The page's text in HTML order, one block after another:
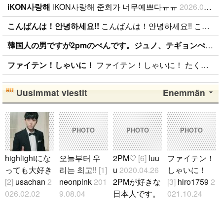
iKON사랑해 iKON사랑해 준회가 너무예쁘다ㅠㅠ 2026.01.09
こんばんは！안녕하세요!! こんばんは！안녕하세요!! こんばんは！ 日本BANAです( ˆoˆ )/ 性別、年齢、国籍関係なく BANAと仲良くしたいです！！ ちなみに、94lineゴンチャンぺんです！ コメント、メール待ってます( ˆoˆ )/안녕하세요!
韓国人の男ですが2pmのぺんです。ジュノ、テギョンぺんが特にぺんです。
ファイテン！しゃいに！ ファイテン！しゃいに！ たくさん応援します！
Enemmän
Uusimmat viestit
highlightにな
っても大好き
[2] usachan2
026.02.02
PHOTO
오늘부터 우
리는 최고!! [1]
neonpink201
9.08.04
PHOTO
2PM♡ [6] luu
u2020.04.26
2PMが好きな
日本人です。
PHOTO
ファイテン！
しゃいに！
[3]hiro17592
021.10.24